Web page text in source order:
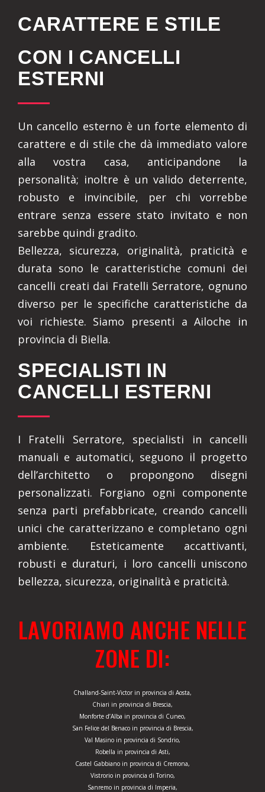
CARATTERE E STILE
CON I CANCELLI
ESTERNI
Un cancello esterno è un forte elemento di
carattere e di stile che dà immediato valore
alla vostra casa, anticipandone la
personalità; inoltre è un valido deterrente,
robusto e invincibile, per chi vorrebbe
entrare senza essere stato invitato e non
sarebbe quindi gradito.
Bellezza, sicurezza, originalità, praticità e
durata sono le caratteristiche comuni dei
cancelli creati dai Fratelli Serratore, ognuno
diverso per le specifiche caratteristiche da
voi richieste. Siamo presenti a Ailoche in
provincia di Biella.
SPECIALISTI IN
CANCELLI ESTERNI
I Fratelli Serratore, specialisti in cancelli
manuali e automatici, seguono il progetto
dell’architetto o propongono disegni
personalizzati. Forgiano ogni componente
senza parti prefabbricate, creando cancelli
unici che caratterizzano e completano ogni
ambiente. Esteticamente accattivanti,
robusti e duraturi, i loro cancelli uniscono
bellezza, sicurezza, originalità e praticità.
LAVORIAMO ANCHE NELLE
ZONE DI:
Challand-Saint-Victor in provincia di Aosta,
Chiari in provincia di Brescia,
Monforte d’Alba in provincia di Cuneo,
San Felice del Benaco in provincia di Brescia,
Val Masino in provincia di Sondrio,
Robella in provincia di Asti,
Castel Gabbiano in provincia di Cremona,
Vistrorio in provincia di Torino,
Sanremo in provincia di Imperia,